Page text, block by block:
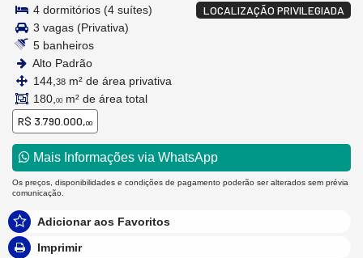
LOCALIZAÇÃO PRIVILEGIADA
4 dormitórios (4 suítes)
3 vagas (Privativa)
5 banheiros
Alto Padrão
144, 38 m² de área privativa
180, 00 m² de área total
R$ 3.790.000,00
Mais Informações via WhatsApp
Os preços, disponibilidades e condições de pagamento poderão ser alterados sem prévia
comunicação.
Adicionar aos Favoritos
Imprimir